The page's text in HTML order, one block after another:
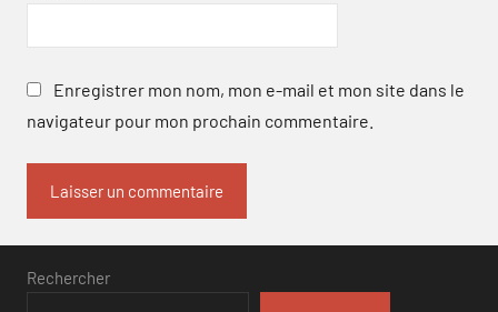
Enregistrer mon nom, mon e-mail et mon site dans le
navigateur pour mon prochain commentaire.
Rechercher